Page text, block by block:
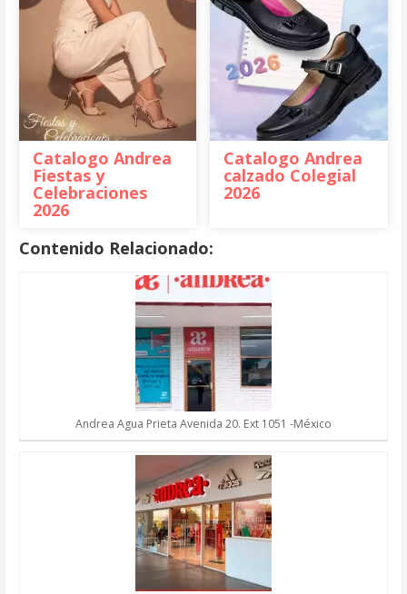
Catalogo Andrea
Fiestas y
Celebraciones
2026
Catalogo Andrea
calzado Colegial
2026
Contenido Relacionado:
Andrea Agua Prieta Avenida 20. Ext 1051 -México